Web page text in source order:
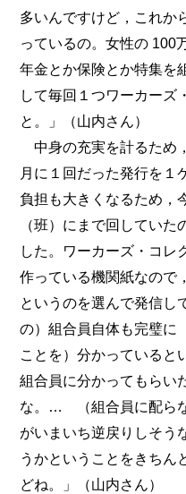
多いんですけど，これか
っているの。女性の 100
年金とか保険とか特集を
して毎回１つワーカーズ
と。」（山内さん）
中身の充実を計るため
月に１回だった発行を１
負担も大きくなるため，
（班）にまで回してい
した。ワーカーズ・コレ
作っている機関紙なので
というのを選んで発信し
の）組合員自体も完璧に
ことを）分かっていると
組合員に分かってもらい
な。… （組合員に配ら
がいまいち逆戻りしそう
うかということをきちん
どね。」（山内さん）